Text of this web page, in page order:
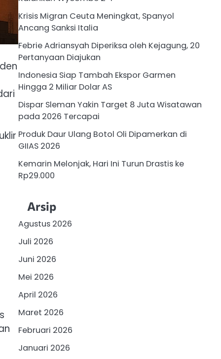
Krisis Migran Ceuta Meningkat, Spanyol
Ancang Sanksi Italia
Febrie Adriansyah Diperiksa oleh Kejagung, 20
Pertanyaan Diajukan
Indonesia Siap Tambah Ekspor Garmen
Hingga 2 Miliar Dolar AS
Dispar Sleman Yakin Target 8 Juta Wisatawan
pada 2026 Tercapai
Produk Daur Ulang Botol Oli Dipamerkan di
GIIAS 2026
Kemarin Melonjak, Hari Ini Turun Drastis ke
Rp29.000
Arsip
Agustus 2026
Juli 2026
Juni 2026
Mei 2026
April 2026
Maret 2026
Februari 2026
Januari 2026